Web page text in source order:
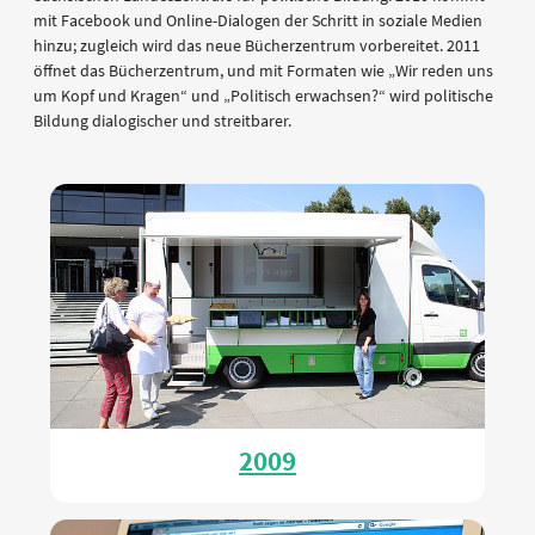
mit Facebook und Online-Dialogen der Schritt in soziale Medien
hinzu; zugleich wird das neue Bücherzentrum vorbereitet. 2011
öffnet das Bücherzentrum, und mit Formaten wie „Wir reden uns
um Kopf und Kragen“ und „Politisch erwachsen?“ wird politische
Bildung dialogischer und streitbarer.
2009